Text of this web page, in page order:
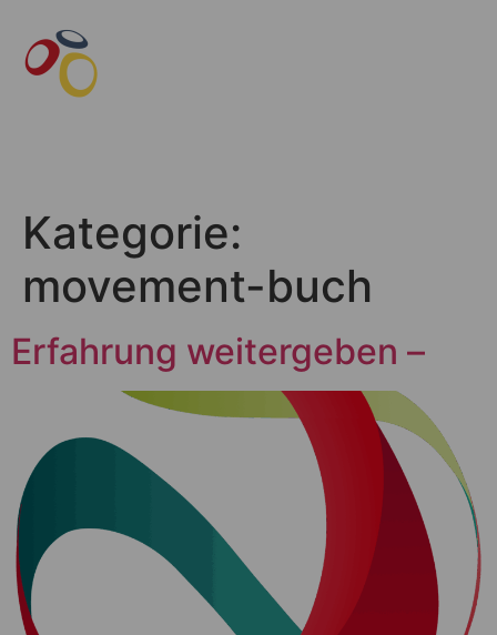
Kategorie:
movement-buch
Erfahrung weitergeben –